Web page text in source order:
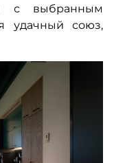
И с выбранным
удачный союз,